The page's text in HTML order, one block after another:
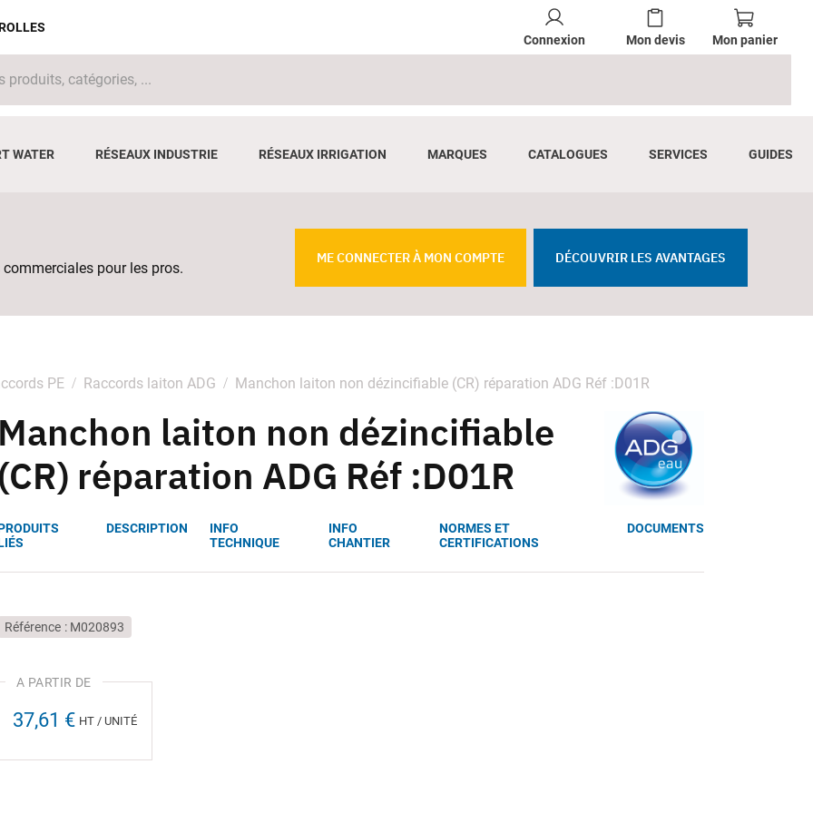
Connexion Mon devis Mon panier
WATER RÉSEAUX INDUSTRIE RÉSEAUX IRRIGATION MARQUES CATALOGUES SERVICES GUIDES
pour les pros.
ME CONNECTER À MON COMPTE DÉCOUVRIR LES AVANTAGES
PE Raccords laiton ADG Manchon laiton non dézincifiable (CR) réparation ADG Réf :D01R
Manchon laiton non dézincifiable
(CR) réparation ADG Réf :D01R
DESCRIPTION
INFO
TECHNIQUE
INFO
CHANTIER
NORMES ET
CERTIFICATIONS
DOCUMENTS
Référence M020893
37,61 € HT / UNITÉ